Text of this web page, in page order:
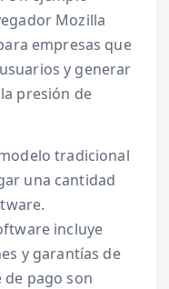
Mozilla
empresas que
y generar
presión de
tradicional
una cantidad
incluye
y garantías de
de pago son